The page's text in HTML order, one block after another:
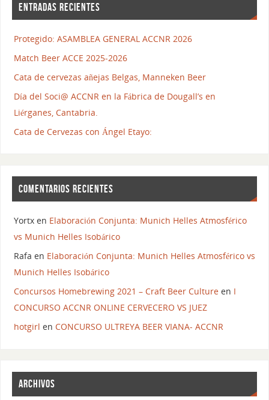
ENTRADAS RECIENTES
Protegido: ASAMBLEA GENERAL ACCNR 2026
Match Beer ACCE 2025-2026
Cata de cervezas añejas Belgas, Manneken Beer
Día del Soci@ ACCNR en la Fábrica de Dougall’s en
Liérganes, Cantabria.
Cata de Cervezas con Ángel Etayo:
COMENTARIOS RECIENTES
Yortxen Elaboración Conjunta: Munich Helles Atmosférico
vs Munich Helles Isobárico
Rafa en Elaboración Conjunta: Munich Helles Atmosférico vs
Munich Helles Isobárico
Concursos Homebrewing 2021 – Craft Beer Cultureen I
CONCURSO ACCNR ONLINE CERVECERO VS JUEZ
hotgirl en CONCURSO ULTREYA BEER VIANA- ACCNR
ARCHIVOS